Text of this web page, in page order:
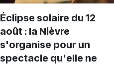
Éclipse solaire du 12
août : la Nièvre
s'organise pour un
spectacle qu'elle ne